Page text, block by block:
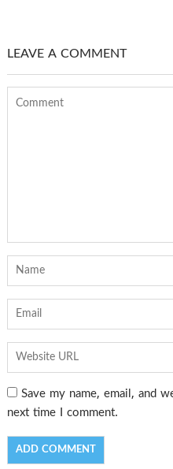
LEAVE A COMMENT
Save my name, email, and
next time I comment.